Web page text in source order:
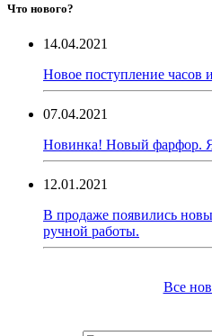
Что нового?
14.04.2021
Новое поступление часов
07.04.2021
Новинка! Новый фарфор.
12.01.2021
В продаже появились
ручной работы.
Все